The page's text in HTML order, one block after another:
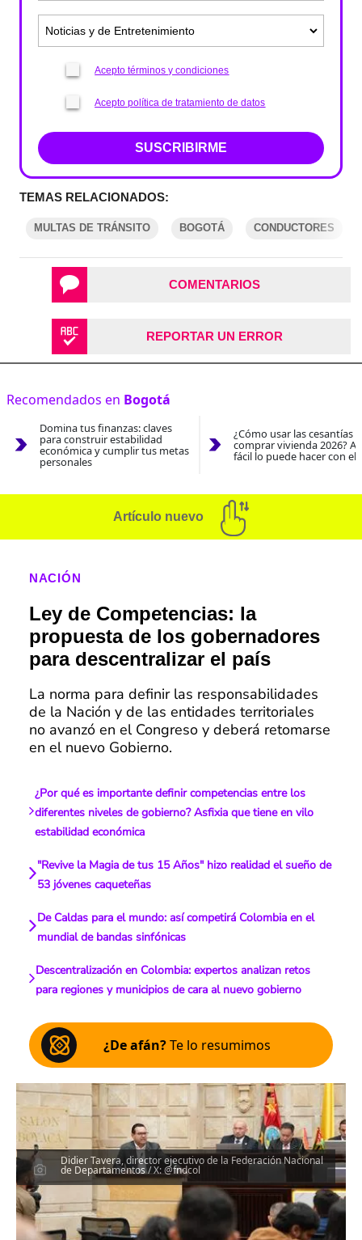
Acepto términos y condiciones
Acepto política de tratamiento de datos
SUSCRIBIRME
TEMAS RELACIONADOS:
MULTAS DE TRÁNSITO BOGOTÁ CONDUCTORES
COMENTARIOS
REPORTAR UN ERROR
Recomendados en Bogotá
Domina tus finanzas: claves
para construir estabilidad
económica y cumplir tus metas
personales
¿Cómo usar las cesantías
comprar vivienda 2026?
fácil lo puede hacer con el
Artículo nuevo
NACIÓN
Ley de Competencias: la
propuesta de los gobernadores
para descentralizar el país
La norma para definir las responsabilidades
de la Nación y de las entidades territoriales
no avanzó en el Congreso y deberá retomarse
en el nuevo Gobierno.
¿Por qué es importante definir competencias entre los
diferentes niveles de gobierno? Asfixia que tiene en vilo
estabilidad económica
"Revive la Magia de tus 15 Años" hizo realidad el sueño de
53 jóvenes caqueteñas
De Caldas para el mundo: así competirá Colombia en el
mundial de bandas sinfónicas
Descentralización en Colombia: expertos analizan retos
para regiones y municipios de cara al nuevo gobierno
¿De afán?Te lo resumimos
Didier Tavera, director ejecutivo de la Federación Nacional
de Departamentos / X: @fndcol